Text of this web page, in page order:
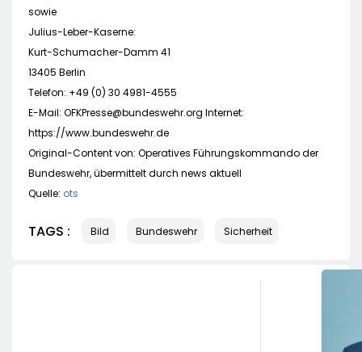
sowie
Julius-Leber-Kaserne:
Kurt-Schumacher-Damm 41
13405 Berlin
Telefon: +49 (0) 30 4981-4555
E-Mail: OFKPresse@bundeswehr.org Internet:
https://www.bundeswehr.de
Original-Content von: Operatives Führungskommando der
Bundeswehr, übermittelt durch news aktuell
Quelle: ots
TAGS : Bild Bundeswehr Sicherheit